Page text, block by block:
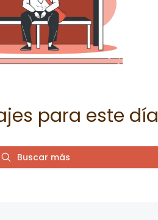
para este día
Buscar más